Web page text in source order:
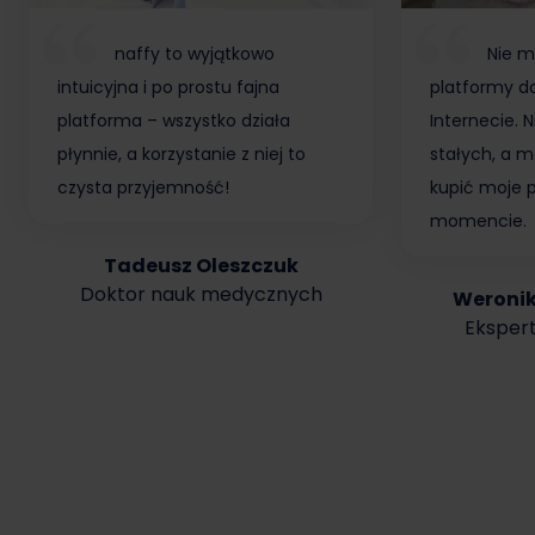
naffy to wyjątkowo
intuicyjna i po prostu fajna
platforma – wszystko działa
płynnie, a korzystanie z niej to
czysta przyjemność!
Tadeusz Oleszczuk
Doktor nauk medycznych
Nie
platformy
Internecie.
stałych, a
kupić moje
momencie.